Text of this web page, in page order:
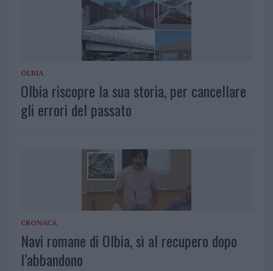
OLBIA
Olbia riscopre la sua storia, per cancellare
gli errori del passato
CRONACA
Navi romane di Olbia, sì al recupero dopo
l’abbandono